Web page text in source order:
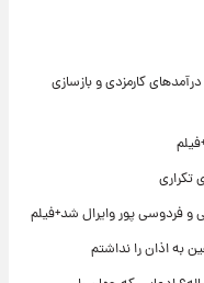
درآمدهای کارمزدی و بازسازی
تکراری
و فردوسی پور وایرال شد+فیلم
به اذان را نداشتم